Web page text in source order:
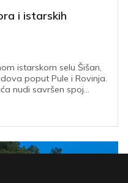
i istarskih
istarskom selu Šišan,
poput Pule i Rovinja.
nudi savršen spoj